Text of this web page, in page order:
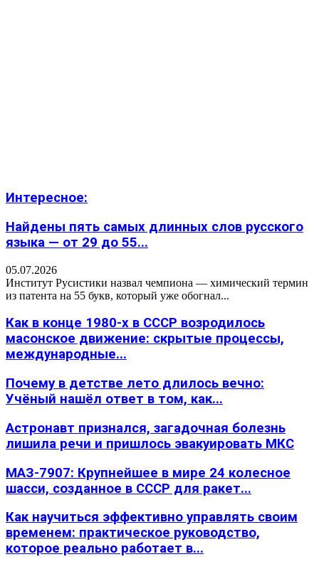
Интересное:
Найдены пять самых длинных слов русского
языка — от 29 до 55...
05.07.2026
Институт Русистики назвал чемпиона — химический термин
из патента на 55 букв, который уже обогнал...
Как в конце 1980-х в СССР возродилось
масонское движение: скрытые процессы,
международные...
Почему в детстве лето длилось вечно:
Учёный нашёл ответ в том, как...
Астронавт признался, загадочная болезнь
лишила речи и пришлось эвакуировать МКС
МАЗ-7907: Крупнейшее в мире 24 колесное
шасси, созданное в СССР для ракет...
Как научиться эффективно управлять своим
временем: практическое руководство,
которое реально работает в...